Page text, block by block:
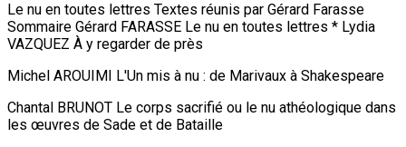
Le nu en toutes lettres Textes réunis par Gérard Farasse
Sommaire Gérard FARASSE Le nu en toutes lettres * Lydia
VAZQUEZ À y regarder de près
Michel AROUIMI L'Un mis à nu : de Marivaux à Shakespeare
Chantal BRUNOT Le corps sacrifié ou le nu athéologique dans
les œuvres de Sade et de Bataille